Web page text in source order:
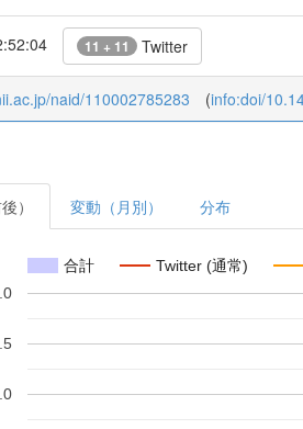
11 + 11 Twitter
naid/110002785283 (info:doi/
） 変動（月別） 分布
合計 Twitter (通常)